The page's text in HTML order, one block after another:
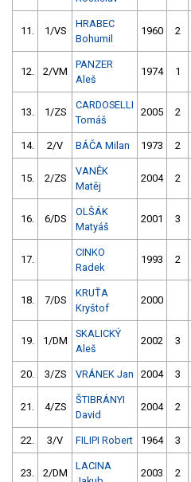
11. 1/VS
HRABEC
Bohumil
1960 2
12. 2/VM
PANZER
Aleš
1974 1
13. 1/ZS
CARDOSELLI
Tomáš
2005 2
14. 2/V BÁČA Milan 1973 2
15. 2/ZS
VANĚK
Matěj
2004 2
16. 6/DS
OLŠÁK
Matyáš
2001 3
17.
CINKO
Radek
1993 2
18. 7/DS
KRUŤA
Kryštof
2000
19. 1/DM
SKALICKÝ
Aleš
2002 3
20. 3/ZS VRÁNEK Jan 2004 3
21. 4/ZS
ŠTIBRÁNYI
David
2004 2
22. 3/V FILIPI Robert 1964 3
23. 2/DM
LACINA
2003 2